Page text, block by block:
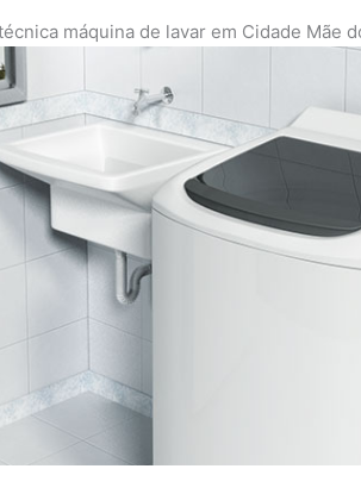
máquina de lavar em Cidade Mãe